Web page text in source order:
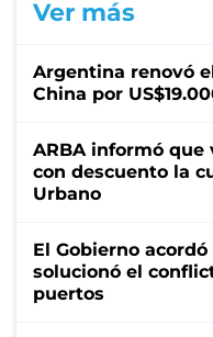
Ver más
Argentina renovó
China por
ARBA informó que
con descuento la
Urbano
El Gobierno
solucionó el
puertos